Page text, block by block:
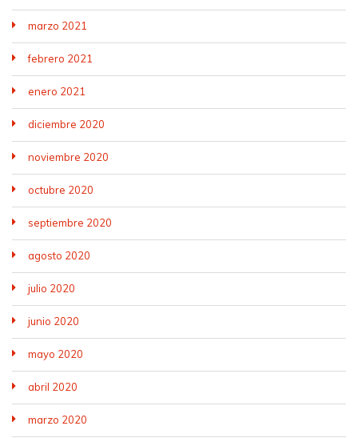
marzo 2021
febrero 2021
enero 2021
diciembre 2020
noviembre 2020
octubre 2020
septiembre 2020
agosto 2020
julio 2020
junio 2020
mayo 2020
abril 2020
marzo 2020